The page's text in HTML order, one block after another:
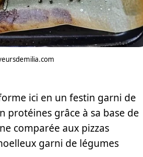
ici en un festin garni de
protéines grâce à sa base de
comparée aux pizzas
garni de légumes